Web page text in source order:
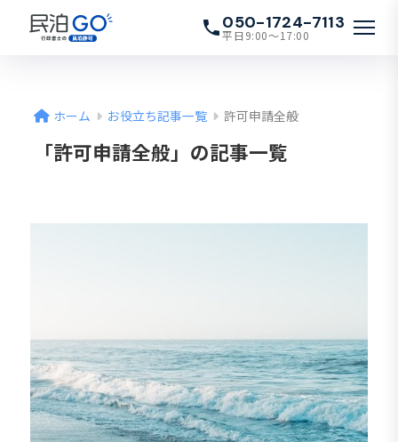
050-1724-7113
平日9:00〜17:00
ホーム お役立ち記事一覧 許可申請全般
「許可申請全般」の記事一覧